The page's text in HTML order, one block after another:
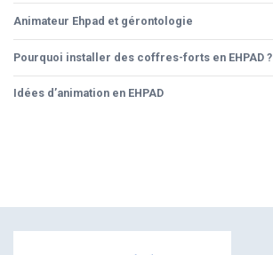
Animateur Ehpad et gérontologie
Pourquoi installer des coffres-forts en EHPAD ?
Idées d’animation en EHPAD